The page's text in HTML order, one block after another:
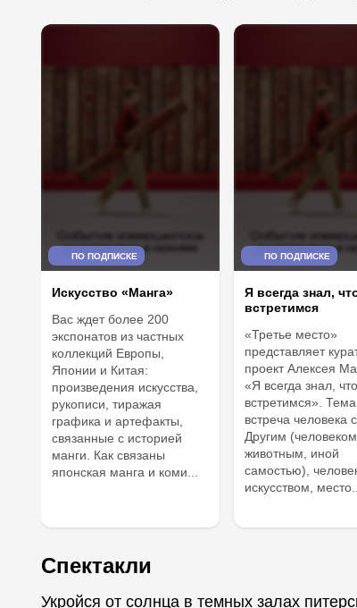
ПО ПОДПИСКЕ
Искусство «Манга»
Вас ждет более 200
экспонатов из частных
коллекций Европы,
Японии и Китая:
произведения искусства,
рукописи, тиражая
графика и артефакты,
связанные с историей
манги. Как связаны
японская манга и коми...
ПО ПОДПИСКЕ
Я всегда знал,
встретимся
«Третье место»
представляет
проект Алексея
«Я всегда знал,
встретимся».
встреча человека с
Другим (человеком,
животным, иной
самостью),
искусством, место...
Спектакли
Укройся от солнца в темных залах